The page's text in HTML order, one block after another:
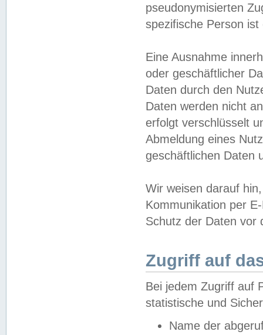
pseudonymisierten
spezifische Person
Eine Ausnahme
oder geschäftlicher
Daten durch den
Daten werden nicht
erfolgt verschlüsselt
Abmeldung eines
geschäftlichen Daten
Wir weisen darauf
Kommunikation per
Schutz der Daten vor
Zugriff auf
Bei jedem Zugriff auf
statistische und
Name der